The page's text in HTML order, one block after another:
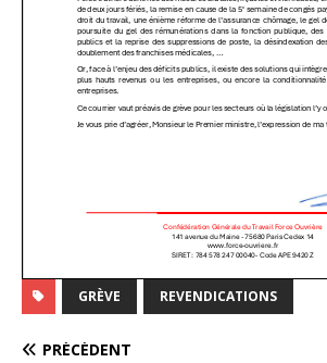
GRÈVE REVENDICATIONS
PRÉCÉDENT